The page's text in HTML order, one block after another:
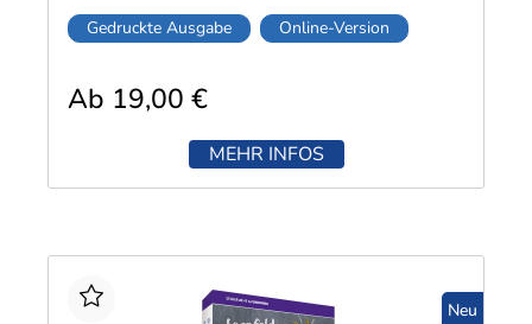
aufeinander abgestimmt.
Sozialkunde dienen als ideale Ergänzung zu den
Lernsituationen. Durch die Strukturierung nach
Lernfeldern sind die Infobände während der
gesamten Ausbildungszeit einsetzbar.
Gedruckte Ausgabe Online-Version
Ab 19,00 €
MEHR INFOS
Neu